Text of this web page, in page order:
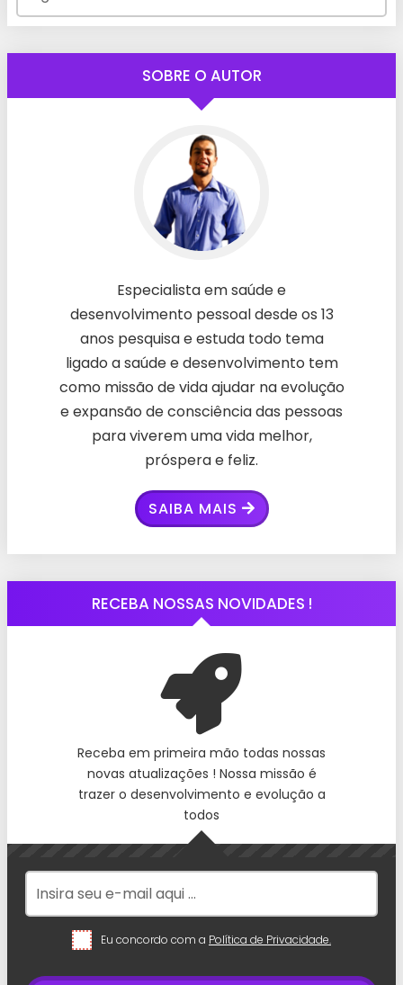
SOBRE O AUTOR
Especialista em saúde e
desenvolvimento pessoal desde os 13
anos pesquisa e estuda todo tema
ligado a saúde e desenvolvimento tem
como missão de vida ajudar na evolução
e expansão de consciência das pessoas
para viverem uma vida melhor,
próspera e feliz.
SAIBA MAIS
RECEBA NOSSAS NOVIDADES !
Receba em primeira mão todas nossas
novas atualizações ! Nossa missão é
trazer o desenvolvimento e evolução a
todos
Eu concordo com a Política de Privacidade.